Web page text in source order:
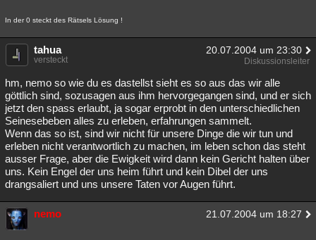
Lesenswert Schlüsselwörter
In der 0 steckt des Rätsels Lösung !
tahua 20.07.2004 um 23:30
versteckt Diskussionsleiter
hm, nemo so wie du es dastellst sieht es so aus das wir alle
göttlich sind, sozusagen aus ihm hervorgegangen sind, und er sich
jetzt den spass erlaubt, ja sogar erprobt in den unterschiedlichen
Seinesebeben alles zu erleben, erfahrungen sammelt.
Wenn das so ist, sind wir nicht für unsere Dinge die wir tun und
erleben nicht verantwortlich zu machen, im leben schon das steht
ausser Frage, aber die Ewigkeit wird dann kein Gericht halten über
uns. Kein Engel der uns heim führt und kein Dibel der uns
drangsaliert und uns unsere Taten vor Augen führt.
nemo 21.07.2004 um 18:27